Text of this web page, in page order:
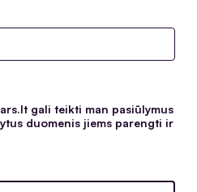
gali teikti man pasiūlymus
duomenis jiems parengti ir